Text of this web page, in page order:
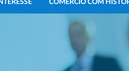
COMÉRCIO COM